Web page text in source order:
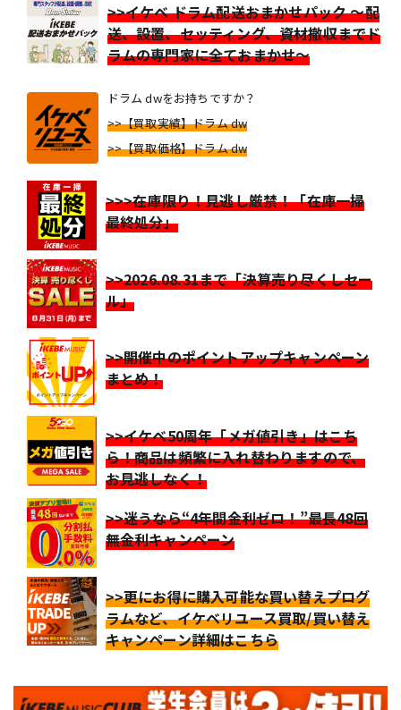
>>イケベ ドラム配送おまかせパック ～配
送、設置、セッティング、資材撤収までド
ラムの専門家に全ておまかせ～
ドラム dwをお持ちですか？
>>【買取実績】ドラム dw
>>【買取価格】ドラム dw
>>>在庫限り！見逃し厳禁！「在庫一掃
最終処分」
>>2026.08.31まで「決算売り尽くしセー
ル」
>>開催中のポイントアップキャンペーン
まとめ！
>>イケベ50周年「メガ値引き」はこち
ら！商品は頻繁に入れ替わりますので、
お見逃しなく！
>>迷うなら“4年間金利ゼロ！”最長48回
無金利キャンペーン
>>更にお得に購入可能な買い替えプログ
ラムなど、イケベリユース買取/買い替え
キャンペーン詳細はこちら